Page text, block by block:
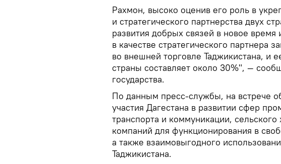
Рахмон, высоко оценив его роль в
и стратегического партнерства двух
развития добрых связей в новое
в качестве стратегического партнера
во внешней торговле Таджикистана, и
страны составляет около 30%", —
государства.
По данным пресс-службы, на встрече
участия Дагестана в развитии сфер
транспорта и коммуникации, сельского
компаний для функционирования в
а также взаимовыгодного
Таджикистана.